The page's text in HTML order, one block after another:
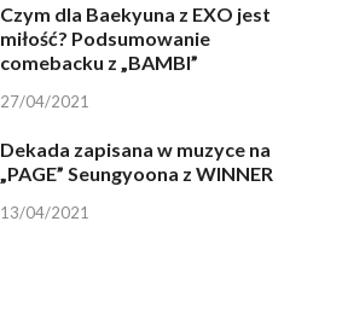
Czym dla Baekyuna z EXO jest
miłość? Podsumowanie
comebacku z „BAMBI”
27/04/2021
Dekada zapisana w muzyce na
„PAGE” Seungyoona z WINNER
13/04/2021